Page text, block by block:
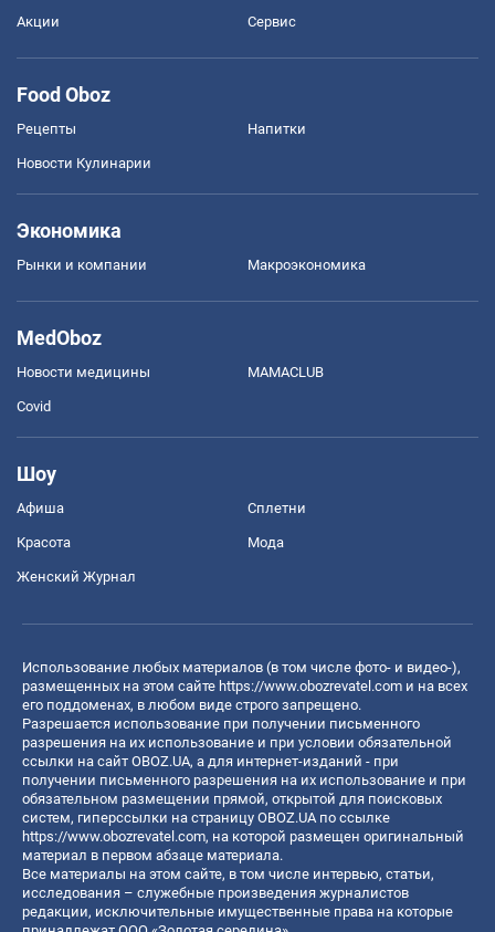
Акции Сервис
Food Oboz
Рецепты Напитки
Новости Кулинарии
Экономика
Рынки и компании Mакроэкономика
MedOboz
Новости медицины MAMACLUB
Covid
Шоу
Афиша Сплетни
Красота Мода
Женский Журнал
Использование любых материалов (в том числе фото- и видео-),
размещенных на этом сайте https://www.obozrevatel.com и на всех
его поддоменах, в любом виде строго запрещено.
Разрешается использование при получении письменного
разрешения на их использование и при условии обязательной
ссылки на сайт OBOZ.UA, а для интернет-изданий - при
получении письменного разрешения на их использование и при
обязательном размещении прямой, открытой для поисковых
систем, гиперссылки на страницу OBOZ.UA по ссылке
https://www.obozrevatel.com, на которой размещен оригинальный
материал в первом абзаце материала.
Все материалы на этом сайте, в том числе интервью, статьи,
исследования – служебные произведения журналистов
редакции, исключительные имущественные права на которые